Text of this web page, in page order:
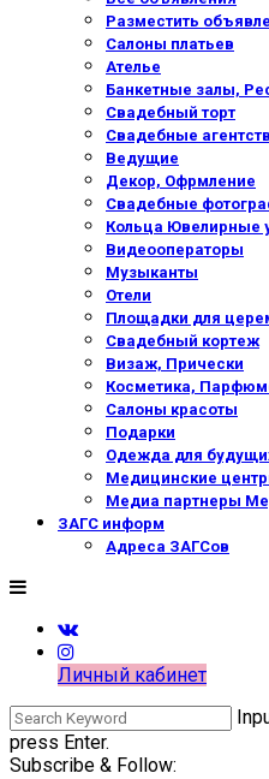
Разместить
Салоны платьев
Ателье
Банкетные залы,
Свадебный торт
Свадебные
Ведущие
Декор, Офрмление
Свадебные
Кольца Ювелирные
Видеооператоры
Музыканты
Отели
Площадки для
Свадебный кортеж
Визаж, Прически
Косметика,
Салоны красоты
Подарки
Одежда для
Медицинские
Медиа партнеры
ЗАГС информ
Адреса ЗАГСов
Личный кабинет
press Enter.
Subscribe & Follow: